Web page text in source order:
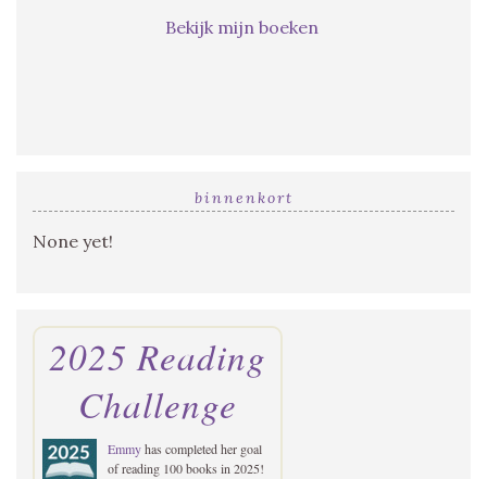
Bekijk mijn boeken
binnenkort
None yet!
2025 Reading
Challenge
Emmyhas completed her goal
of reading 100 books in 2025!